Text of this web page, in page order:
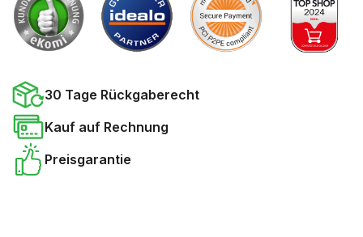
30 Tage Rückgaberecht
Kauf auf Rechnung
Preisgarantie